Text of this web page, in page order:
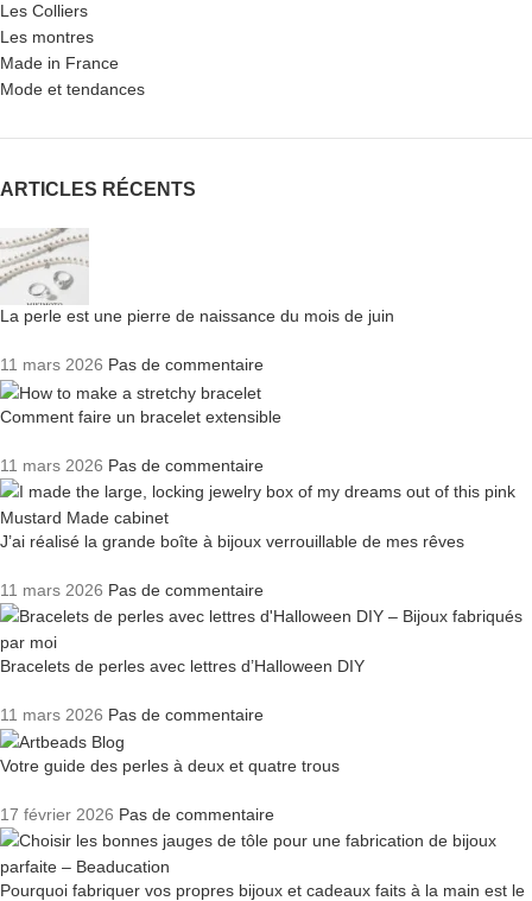
Les Colliers
Les montres
Made in France
Mode et tendances
ARTICLES RÉCENTS
La perle est une pierre de naissance du mois de juin
11 mars 2026 Pas de commentaire
Comment faire un bracelet extensible
11 mars 2026 Pas de commentaire
J’ai réalisé la grande boîte à bijoux verrouillable de mes rêves
11 mars 2026 Pas de commentaire
Bracelets de perles avec lettres d’Halloween DIY
11 mars 2026 Pas de commentaire
Votre guide des perles à deux et quatre trous
17 février 2026 Pas de commentaire
Pourquoi fabriquer vos propres bijoux et cadeaux faits à la main est le